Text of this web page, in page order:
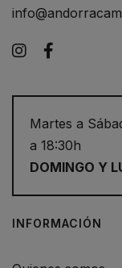
Instagram
Martes a
a 18:30h
DOMINGO Y
INFORMACIÓN